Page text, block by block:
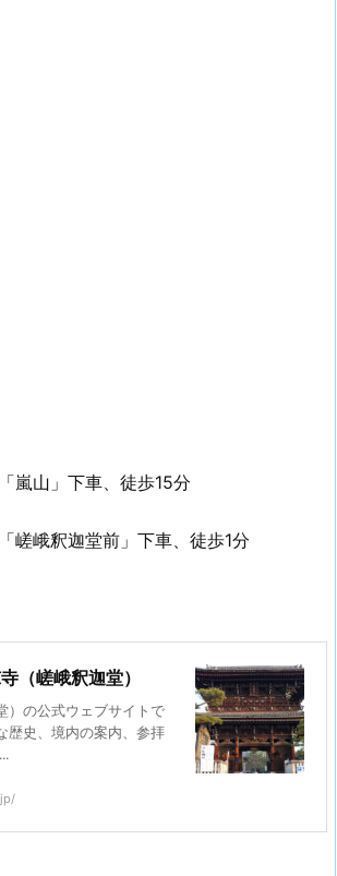
嵐山」下車、徒歩15分
嵯峨釈迦堂前」下車、徒歩1分
（嵯峨釈迦堂）
）の公式ウェブサイトで
歴史、境内の案内、参拝